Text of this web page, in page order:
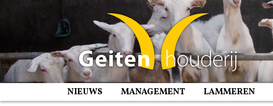
NIEUWS MANAGEMENT LAMMEREN